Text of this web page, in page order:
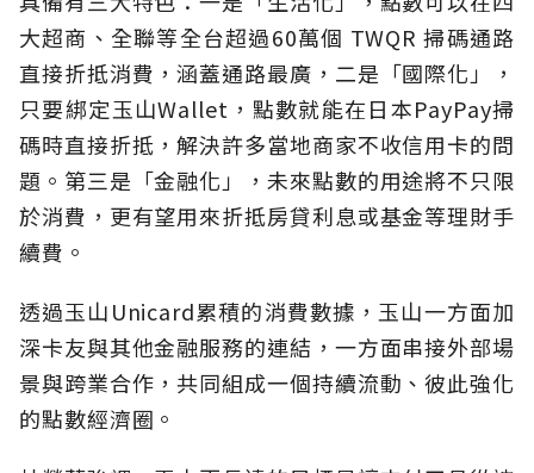
大超商、全聯等全台超過60萬個 TWQR 掃碼通路
直接折抵消費，涵蓋通路最廣，二是「國際化」，
只要綁定玉山Wallet，點數就能在日本PayPay掃
碼時直接折抵，解決許多當地商家不收信用卡的問
題。第三是「金融化」，未來點數的用途將不只限
於消費，更有望用來折抵房貸利息或基金等理財手
續費。
透過玉山Unicard累積的消費數據，玉山一方面加
深卡友與其他金融服務的連結，一方面串接外部場
景與跨業合作，共同組成一個持續流動、彼此強化
的點數經濟圈。